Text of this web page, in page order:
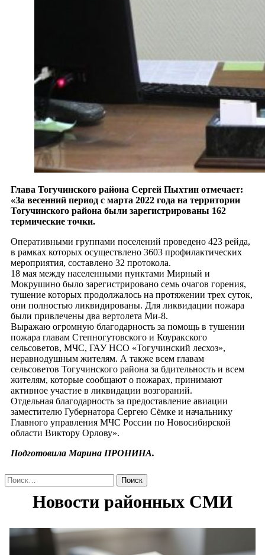
Глава Тогучинского района Сергей Пыхтин отмечает:
«За весенний период с марта 2022 года на территории
Тогучинского района были зарегистрированы 162
термические точки.
Оперативными группами поселений проведено 423 рейда,
в рамках которых осуществлено 3603 профилактических
мероприятия, составлено 32 протокола.
18 мая между населенными пунктами Мирный и
Мокрушино было зарегистрировано семь очагов горения,
тушение которых продолжалось на протяжении трех суток,
они полностью ликвидированы. Для ликвидации пожара
были привлечены два вертолета Ми-8.
Выражаю огромную благодарность за помощь в тушении
пожара главам Степногутовского и Коуракского
сельсоветов, МЧС, ГАУ НСО «Тогучинский лесхоз»,
неравнодушным жителям. А также всем главам
сельсоветов Тогучинского района за бдительность и всем
жителям, которые сообщают о пожарах, принимают
активное участие в ликвидации возгораний.
Отдельная благодарность за предоставление авиации
заместителю Губернатора Сергею Сёмке и начальнику
Главного управления МЧС России по Новосибирской
области Виктору Орлову».
Подготовила Марина ПРОНИНА.
Найти: